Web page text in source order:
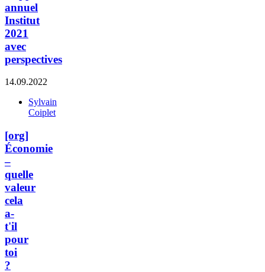
annuel
Institut
2021
avec
perspectives
14.09.2022
Sylvain
Coiplet
[org]
Économie
–
quelle
valeur
cela
a-
t'il
pour
toi
?